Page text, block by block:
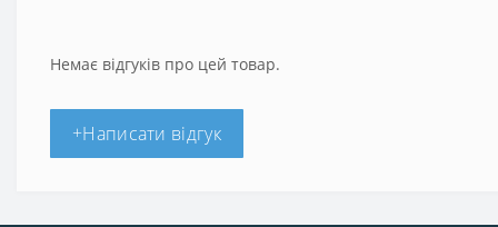
Немає відгуків про цей товар.
+Написати відгук